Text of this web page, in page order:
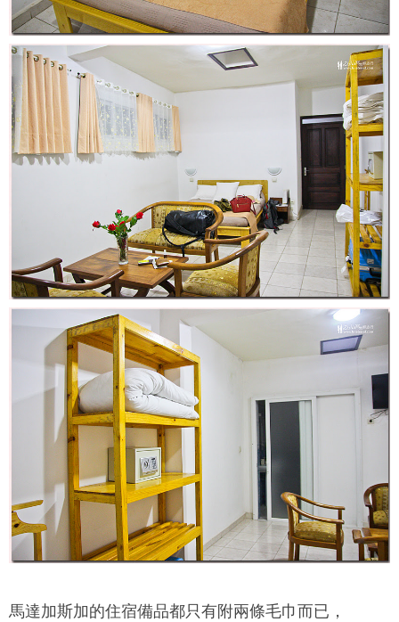
馬達加斯加的住宿備品都只有附兩條毛巾而已，